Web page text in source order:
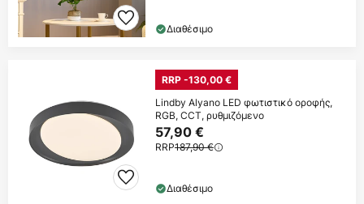
Διαθέσιμο
RRP -130,00 €
Lindby Alyano LED φωτιστικό οροφής,
RGB, CCT, ρυθμιζόμενο
57,90 €
RRP187,90 €
Διαθέσιμο